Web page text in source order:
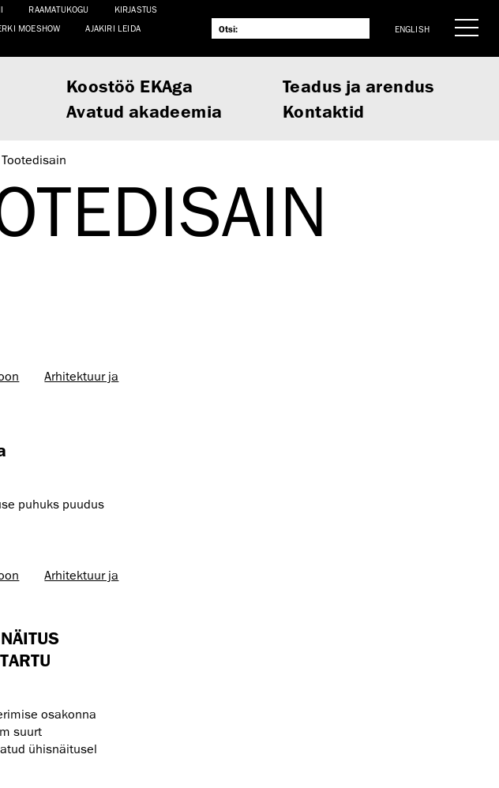
RAAMATUKOGU
KIRJASTUS
MOESHOW
AJAKIRI LEIDA
ENGLISH
Koostöö EKAga
Teadus ja arendus
Avatud akadeemia Kontaktid
Tootedisain
Arhitektuur ja
puhuks puudus
Arhitektuur ja
osakonna
suurt
ühisnäitusel